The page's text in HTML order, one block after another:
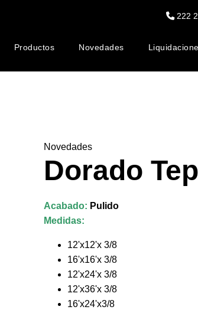
222
Productos
Loseta
Mármol
Relieves
Cubiertas
Novedades
Novedades
Dorado
Acabado: Pulido
Medidas:
12'x12'x 3/8
16'x16'x 3/8
12'x24'x 3/8
12'x36'x 3/8
16'x24'x3/8